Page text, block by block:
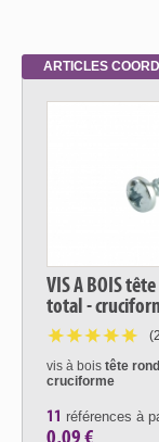
ARTICLES
VIS A BOIS
total -
vis à bois tête
cruciforme
11 références à
0,09 €